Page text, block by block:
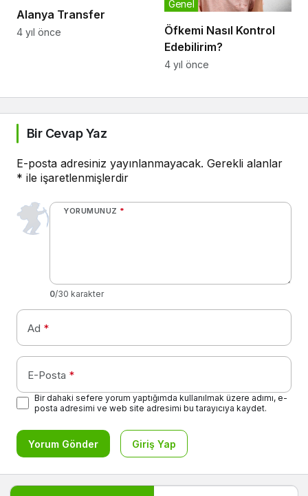
Alanya Transfer
4 yıl önce
Öfkemi Nasıl Kontrol
Edebilirim?
Genel
4 yıl önce
Bir Cevap Yaz
E-posta adresiniz yayınlanmayacak. Gerekli alanlar
* ile işaretlenmişlerdir
YORUMUNUZ *
0/30 karakter
Ad *
E-Posta *
Bir dahaki sefere yorum yaptığımda kullanılmak üzere adımı, e-
posta adresimi ve web site adresimi bu tarayıcıya kaydet.
Yorum Gönder Giriş Yap